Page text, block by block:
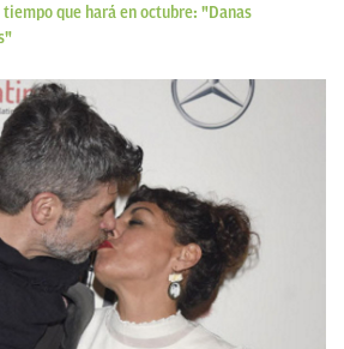
que hará en octubre: "Danas